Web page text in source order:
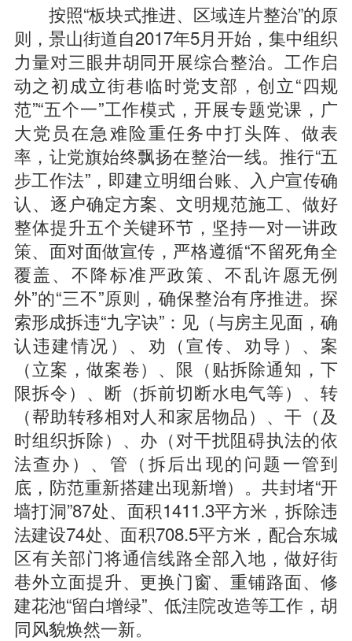
按照“板块式推进、区域连片整治”的原
则，景山街道自2017年5月开始，集中组织
力量对三眼井胡同开展综合整治。工作启
动之初成立街巷临时党支部，创立“四规
范”“五个一”工作模式，开展专题党课，广
大党员在急难险重任务中打头阵、做表
率，让党旗始终飘扬在整治一线。推行“五
步工作法”，即建立明细台账、入户宣传确
认、逐户确定方案、文明规范施工、做好
整体提升五个关键环节，坚持一对一讲政
策、面对面做宣传，严格遵循“不留死角全
覆盖、不降标准严政策、不乱许愿无例
外”的“三不”原则，确保整治有序推进。探
索形成拆违“九字诀”：见（与房主见面，确
认违建情况）、劝（宣传、劝导）、案
（立案，做案卷）、限（贴拆除通知，下
限拆令）、断（拆前切断水电气等）、转
（帮助转移相对人和家居物品）、干（及
时组织拆除）、办（对干扰阻碍执法的依
法查办）、管（拆后出现的问题一管到
底，防范重新搭建出现新增）。共封堵“开
墙打洞”87处、面积1411.3平方米，拆除违
法建设74处、面积708.5平方米，配合东城
区有关部门将通信线路全部入地，做好街
巷外立面提升、更换门窗、重铺路面、修
建花池“留白增绿”、低洼院改造等工作，胡
同风貌焕然一新。